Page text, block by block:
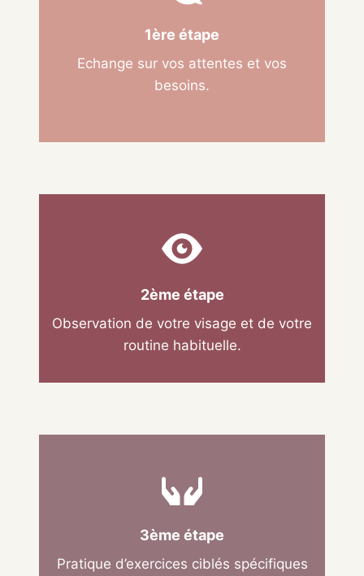
1ère étape
Echange sur vos attentes et vos
besoins.
2ème étape
Observation de votre visage et de votre
routine habituelle.
3ème étape
Pratique d’exercices ciblés spécifiques